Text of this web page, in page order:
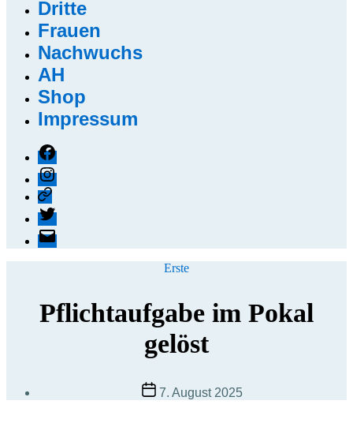
Dritte
Frauen
Nachwuchs
AH
Shop
Impressum
Facebook
Instagram
Threads
X
E-
Mail
Kategorien
Erste
Pflichtaufgabe im Pokal
gelöst
Beitragsdatum
7. August 2025